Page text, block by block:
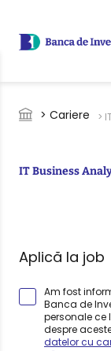
> Cariere >
IT Business
Aplică la job
Am fost
Banca de
personale ce
despre
datelor cu